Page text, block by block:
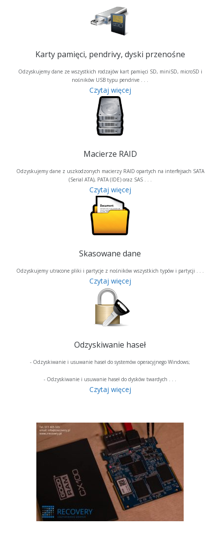
Karty pamięci, pendrivy, dyski przenośne
Odzyskujemy dane ze wszystkich rodzajów kart pamięci SD, miniSD, microSD i
nośników USB typu pendrive . . .
Czytaj więcej
Macierze RAID
Odzyskujemy dane z uszkodzonych macierzy RAID opartych na interfejsach SATA
(Serial ATA), PATA (IDE) oraz SAS . . .
Czytaj więcej
Skasowane dane
Odzyskujemy utracone pliki i partycje z nośników wszystkich typów i partycji . . .
Czytaj więcej
Odzyskiwanie haseł
- Odzyskiwanie i usuwanie haseł do systemów operacyjnego Windows;
- Odzyskiwanie i usuwanie haseł do dysków twardych . . .
Czytaj więcej